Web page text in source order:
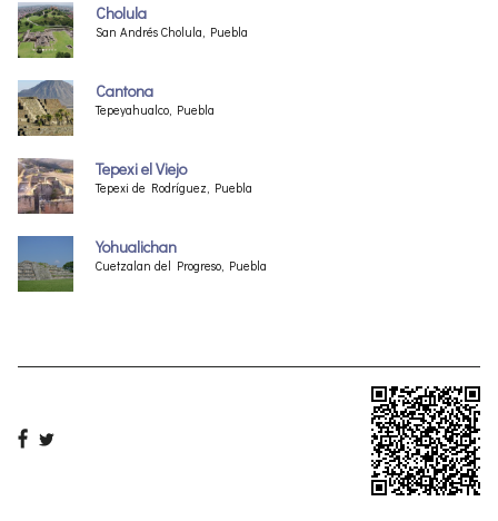
Cholula
San Andrés Cholula, Puebla
Cantona
Tepeyahualco, Puebla
Tepexi el Viejo
Tepexi de Rodríguez, Puebla
Yohualichan
Cuetzalan del Progreso, Puebla